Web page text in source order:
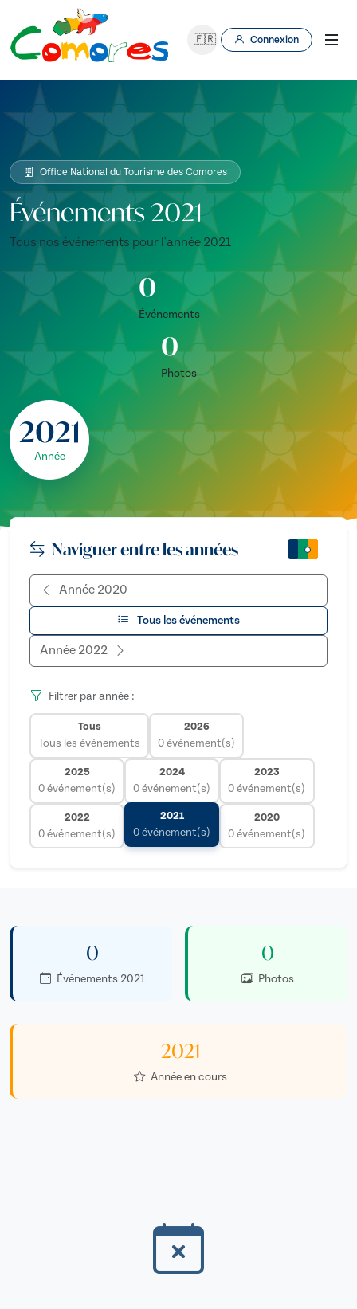
🇫🇷 Connexion
Office National du Tourisme des Comores
Événements 2021
Tous nos événements pour l'année 2021
0
Événements
0
Photos
2021
Année
Naviguer entre les années
Année 2020
Tous les événements
Année 2022
Filtrer par année :
Tous
Tous les événements
2026
0 événement(s)
2025
0 événement(s)
2024
0 événement(s)
2023
0 événement(s)
2022
0 événement(s)
2021
0 événement(s)
2020
0 événement(s)
0
Événements 2021
0
Photos
2021
Année en cours